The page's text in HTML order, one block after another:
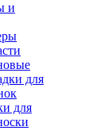
и
для
для